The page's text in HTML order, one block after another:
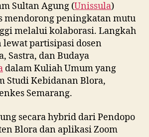
Sultan Agung (Unissula)
mendorong peningkatan mutu
melalui kolaborasi. Langkah
partisipasi dosen
Sastra, dan Budaya
dalam Kuliah Umum yang
Studi Kebidanan Blora,
Semarang.
secara hybrid dari Pendopo
Blora dan aplikasi Zoom